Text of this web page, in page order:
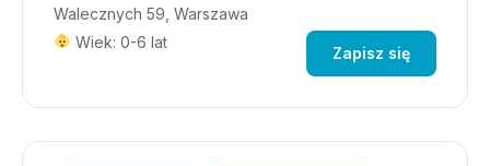
Walecznych 59, Warszawa
Wiek: 0-6 lat
Zapisz się